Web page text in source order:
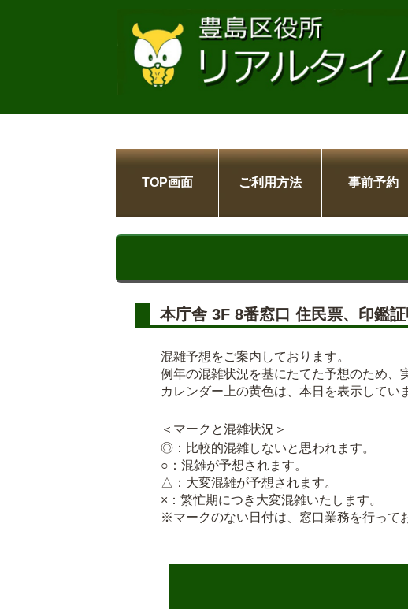
TOP画面 ご利用方法 事前予約
本庁舎 3F 8番窓口 住民票、印鑑
混雑予想をご案内しております。
例年の混雑状況を基にたてた予想のため、
カレンダー上の黄色は、本日を表示してい
＜マークと混雑状況＞
◎：比較的混雑しないと思われます。
○：混雑が予想されます。
△：大変混雑が予想されます。
×：繁忙期につき大変混雑いたします。
※マークのない日付は、窓口業務を行って